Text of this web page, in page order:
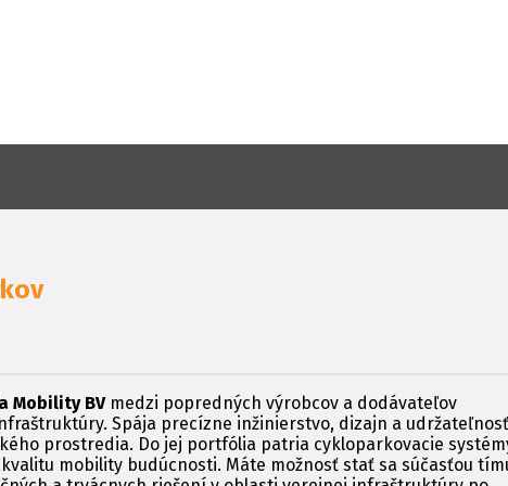
Mobility BVmedzi popredných výrobcov a dodávateľov
Spája precízne inžinierstvo, dizajn a
prostredia. Do jej portfólia patria cykloparkovacie
mobility budúcnosti. Máte možnosť stať sa súčasťou